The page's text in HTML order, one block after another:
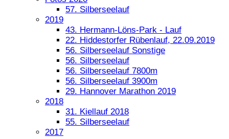
57. Silberseelauf
2019
43. Hermann-Löns-Park - Lauf
22. Hiddestorfer Rübenlauf, 22.09.2019
56. Silberseelauf Sonstige
56. Silberseelauf
56. Silberseelauf 7800m
56. Silberseelauf 3900m
29. Hannover Marathon 2019
2018
31. Kiellauf 2018
55. Silberseelauf
2017